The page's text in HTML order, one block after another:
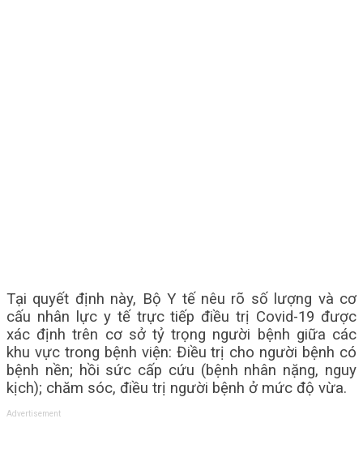
Tại quyết định này, Bộ Y tế nêu rõ số lượng và cơ
cấu nhân lực y tế trực tiếp điều trị Covid-19 được
xác định trên cơ sở tỷ trọng người bệnh giữa các
khu vực trong bệnh viện: Điều trị cho người bệnh có
bệnh nền; hồi sức cấp cứu (bệnh nhân nặng, nguy
kịch); chăm sóc, điều trị người bệnh ở mức độ vừa.
Advertisement